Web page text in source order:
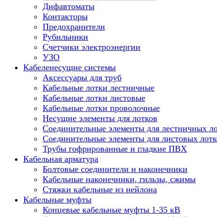
Дифавтоматы
Контакторы
Предохранители
Рубильники
Счетчики электроэнергии
УЗО
Кабеленесущие системы
Аксессуары для труб
Кабельные лотки лестничные
Кабельные лотки листовые
Кабельные лотки проволочные
Несущие элементы для лотков
Соединительные элементы для лестничных
Соединительные элементы для листовых
Трубы гофрированные и гладкие ПВХ
Кабельная арматура
Болтовые соединители и наконечники
Кабельные наконечники, гильзы, сжимы
Стяжки кабельные из нейлона
Кабельные муфты
Концевые кабельные муфты 1-35 кВ